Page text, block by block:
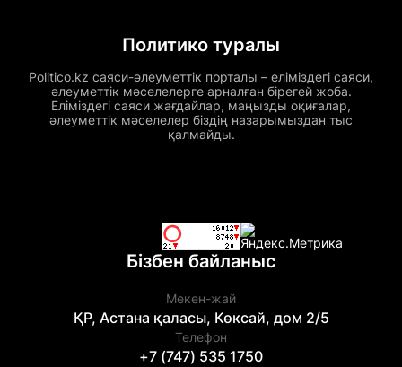
Политико туралы
Politico.kz саяси-әлеуметтік порталы – еліміздегі саяси,
әлеуметтік мәселелерге арналған бірегей жоба.
Еліміздегі саяси жағдайлар, маңызды оқиғалар,
әлеуметтік мәселелер біздің назарымыздан тыс
қалмайды.
Бізбен байланыс
Мекен-жай
ҚР, Астана қаласы, Көксай, дом 2/5
Телефон
+7 (747) 535 1750